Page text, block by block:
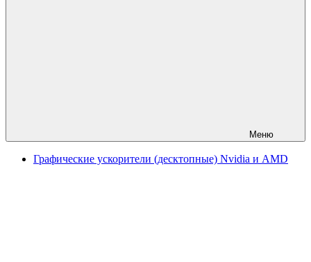
Меню
Графические ускорители (десктопные) Nvidia и AMD